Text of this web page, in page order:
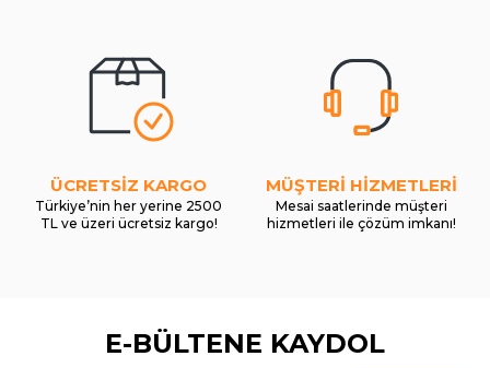
ÜCRETSİZ KARGO
Türkiye’nin her yerine 2500
TL ve üzeri ücretsiz kargo!
MÜŞTERİ HİZMETLERİ
Mesai saatlerinde müşteri
hizmetleri ile çözüm imkanı!
E-BÜLTENE KAYDOL